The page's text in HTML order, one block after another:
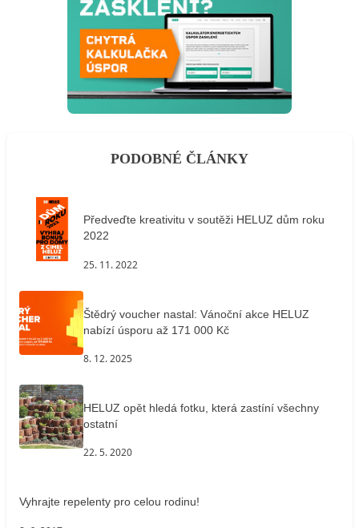
PODOBNÉ ČLÁNKY
Předveďte kreativitu v soutěži HELUZ dům roku
2022
25. 11. 2022
Štědrý voucher nastal: Vánoční akce HELUZ
nabízí úsporu až 171 000 Kč
8. 12. 2025
HELUZ opět hledá fotku, která zastíní všechny
ostatní
22. 5. 2020
Vyhrajte repelenty pro celou rodinu!